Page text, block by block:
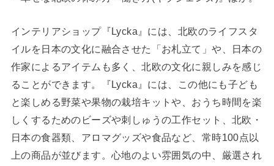
インテリアショップ『Lycka』には、北欧のライフスタ
イルを日本の文化に融合させた「お札立て」や、日本の
作家によるアイテムも多く、北欧の文化に親しみを感じ
ることができます。『Lycka』には、この他にも子ども
と楽しめる野菜や果物の栽培キットや、おうち時間を楽
しくするためのビーズや刺しゅうの工作セット、北欧・
日本の食器類、アロマグッズや食品など、常時100点以
上の商品が並びます。心地のよい雰囲気の中、厳選され